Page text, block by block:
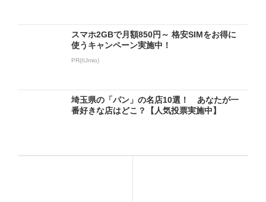
スマホ2GBで月額850円～ 格安SIMをお得に
使うキャンペーン実施中！
PR(IIJmio)
埼玉県の「パン」の名店10選！ あなたが一
番好きな店はどこ？【人気投票実施中】